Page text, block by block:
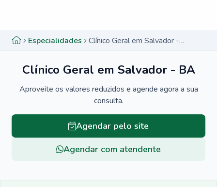
Especialidades Clínico Geral em Salvador - BA
Clínico Geral em Salvador - BA
Aproveite os valores reduzidos e agende agora a sua
consulta.
Agendar pelo site
Agendar com atendente